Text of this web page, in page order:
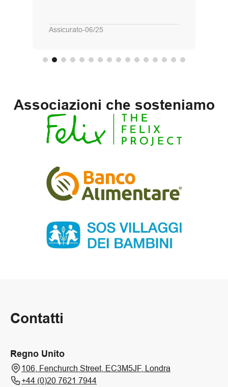
Assicurato-06/25
Associazioni che sosteniamo
Contatti
Regno Unito
106, Fenchurch Street, EC3M5JF, Londra
+44 (0)20 7621 7944